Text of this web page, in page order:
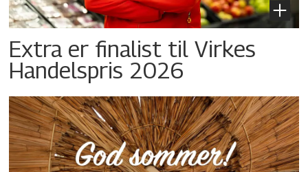
Extra er finalist til Virkes
Handelspris 2026